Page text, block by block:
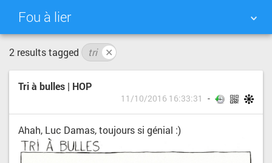
Fou à lier
NUAGE DE TAGS
QUOTIDIEN
2 results tagged tri ✕
Tri à bulles | HOP
11/10/2016 16:33:31
Ahah, Luc Damas, toujours si génial :)